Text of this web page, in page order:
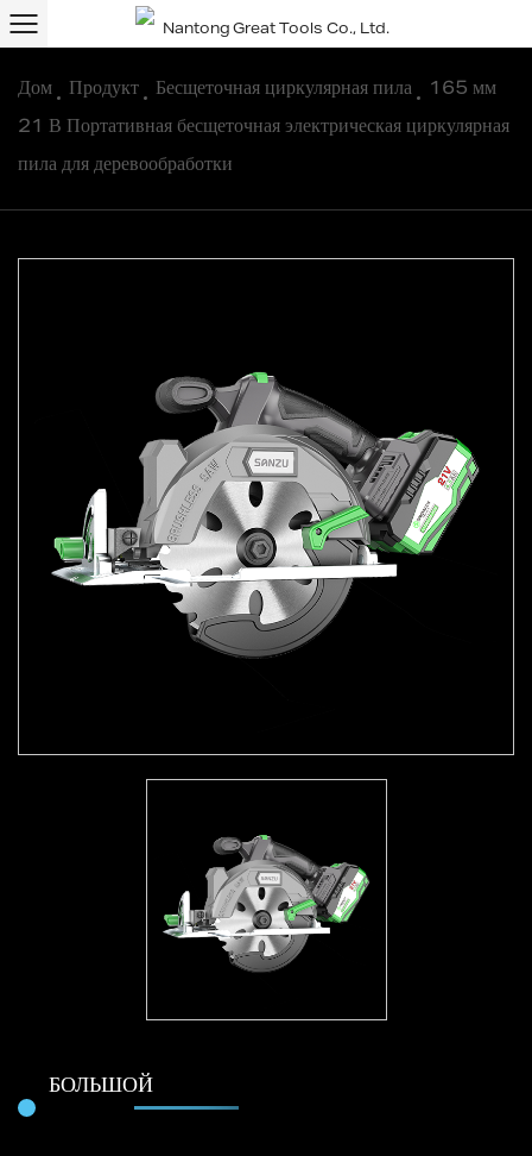
Дом Продукт Бесщеточная циркулярная пила
165 мм
21 В Портативная бесщеточная электрическая циркулярная
пила для деревообработки
БОЛЬШОЙ